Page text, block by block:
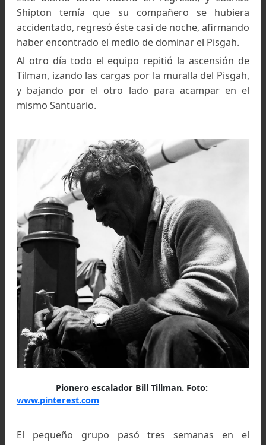
cuya cima alcanzaba casi la altura de cuatro
metros; era la suprema defensa que les
Santuario de la Nanda Devi, y como sabían que
se extendía más allá de aquel
llamaron “el Pisgah”, con el mismo nombre
montaña desde la cual Moisés divisó la
Shipton hizo lo mismo en la pared Norte.
Shipton fracasó en la búsqueda y volvió
campamento a esperar a Tilman.